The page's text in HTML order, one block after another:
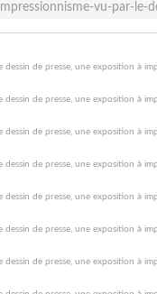
vu-par-le-